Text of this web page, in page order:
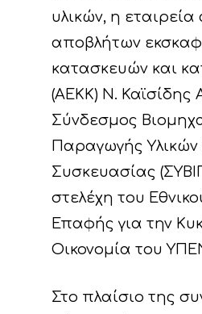
υλικών, η
αποβλήτων
κατασκευών και
(ΑΕΚΚ) Ν. Καϊσίδης
Σύνδεσμος
Παραγωγής Υλικών
Συσκευασίας
στελέχη του
Επαφής για την
Οικονομία του
Στο πλαίσιο της